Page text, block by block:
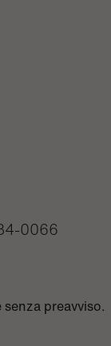
0066
preavviso.